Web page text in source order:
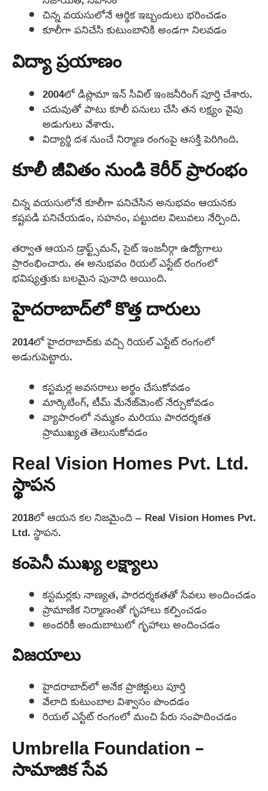
చిన్న వయసులోనే ఆర్థిక ఇబ్బందులు భరించడం
కూలీగా పనిచేసి కుటుంబానికి అండగా నిలవడం
విద్యా ప్రయాణం
2004లో డిప్లొమా ఇన్ సివిల్ ఇంజనీరింగ్ పూర్తి చేశారు.
చదువుతో పాటు కూలీ పనులు చేసి తన లక్ష్యం వైపు
అడుగులు వేశారు.
విద్యార్థి దశ నుంచే నిర్మాణ రంగంపై ఆసక్తి పెరిగింది.
కూలీ జీవితం నుండి కెరీర్ ప్రారంభం
చిన్న వయసులోనే కూలీగా పనిచేసిన అనుభవం ఆయనకు
కష్టపడి పనిచేయడం, సహనం, పట్టుదల విలువలు నేర్పింది.
తర్వాత ఆయన డ్రాఫ్ట్స్‌మన్, సైట్ ఇంజనీర్గా ఉద్యోగాలు
ప్రారంభించారు. ఈ అనుభవం రియల్ ఎస్టేట్ రంగంలో
భవిష్యత్తుకు బలమైన పునాది అయింది.
హైదరాబాద్‌లో కొత్త దారులు
2014లో హైదరాబాద్‌కు వచ్చి రియల్ ఎస్టేట్ రంగంలో
అడుగుపెట్టారు.
కస్టమర్ల అవసరాలు అర్థం చేసుకోవడం
మార్కెటింగ్, టీమ్ మేనేజ్‌మెంట్ నేర్చుకోవడం
వ్యాపారంలో నమ్మకం మరియు పారదర్శకత
ప్రాముఖ్యత తెలుసుకోవడం
Real Vision Homes Pvt. Ltd.
స్థాపన
2018లో ఆయన కల నిజమైంది – Real Vision Homes Pvt.
Ltd. స్థాపన.
కంపెనీ ముఖ్య లక్ష్యాలు
కస్టమర్లకు నాణ్యత, పారదర్శకతతో సేవలు అందించడం
ప్రామాణిక నిర్మాణంతో గృహాలు కల్పించడం
అందరికీ అందుబాటులో గృహాలు అందించడం
విజయాలు
హైదరాబాద్‌లో అనేక ప్రాజెక్టులు పూర్తి
వేలాది కుటుంబాల విశ్వాసం పొందడం
రియల్ ఎస్టేట్ రంగంలో మంచి పేరు సంపాదించడం
Umbrella Foundation –
సామాజిక సేవ